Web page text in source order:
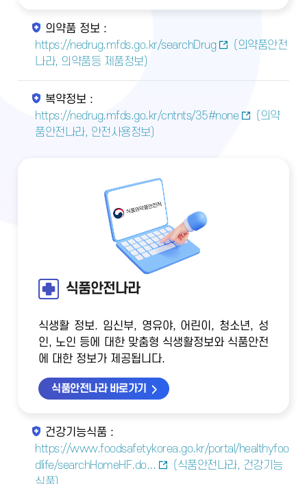
의약품 정보 :
https://nedrug.mfds.go.kr/searchDrug
(의약품안전
나라, 의약품등 제품정보)
복약정보 :
https://nedrug.mfds.go.kr/cntnts/35#none
(의약
품안전나라, 안전사용정보)
식품안전나라
식생활 정보. 임신부, 영유야, 어린이, 청소년, 성
인, 노인 등에 대한 맞춤형 식생활정보와 식품안전
에 대한 정보가 제공됩니다.
식품안전나라 바로가기
건강기능식품 :
https://www.foodsafetykorea.go.kr/portal/healthyfoo
dlife/searchHomeHF.do...
(식품안전나라, 건강기능